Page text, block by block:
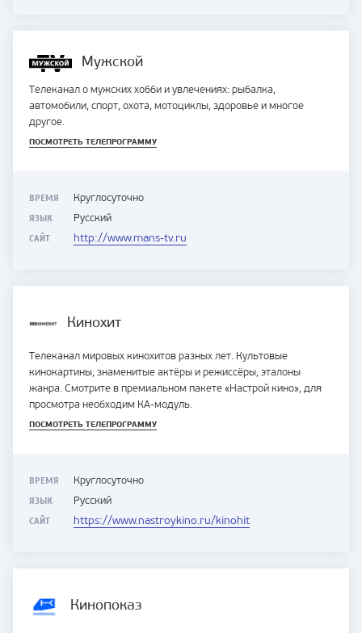
Мужской
Телеканал о мужских хобби и увлечениях: рыбалка,
автомобили, спорт, охота, мотоциклы, здоровье и многое
другое.
ПОСМОТРЕТЬ ТЕЛЕПРОГРАММУ
ВРЕМЯ Круглосуточно
ЯЗЫК Русский
САЙТ http://www.mans-tv.ru
Кинохит
Телеканал мировых кинохитов разных лет. Культовые
кинокартины, знаменитые актёры и режиссёры, эталоны
жанра. Смотрите в премиальном пакете «Настрой кино», для
просмотра необходим КА-модуль.
ПОСМОТРЕТЬ ТЕЛЕПРОГРАММУ
ВРЕМЯ Круглосуточно
ЯЗЫК Русский
САЙТ https://www.nastroykino.ru/kinohit
Кинопоказ